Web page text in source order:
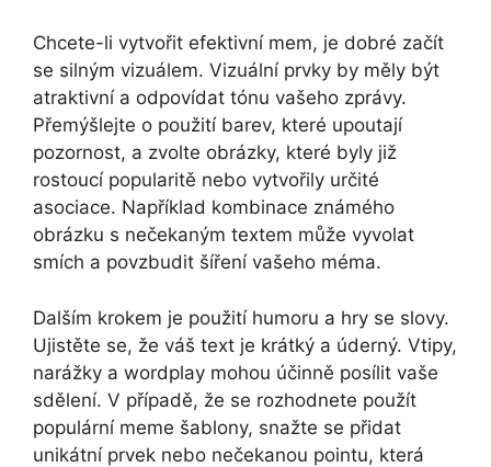
Chcete-li vytvořit efektivní mem, je dobré začít
se silným vizuálem. Vizuální prvky by měly být
atraktivní a odpovídat tónu vašeho zprávy.
Přemýšlejte o použití barev, které upoutají
pozornost, a zvolte obrázky, které byly již
rostoucí popularitě nebo vytvořily určité
asociace. Například kombinace známého
obrázku s nečekaným textem může vyvolat
smích a povzbudit šíření vašeho méma.
Dalším krokem je použití humoru a hry se slovy.
Ujistěte se, že váš text je krátký a úderný. Vtipy,
narážky a wordplay mohou účinně posílit vaše
sdělení. V případě, že se rozhodnete použít
populární meme šablony, snažte se přidat
unikátní prvek nebo nečekanou pointu, která